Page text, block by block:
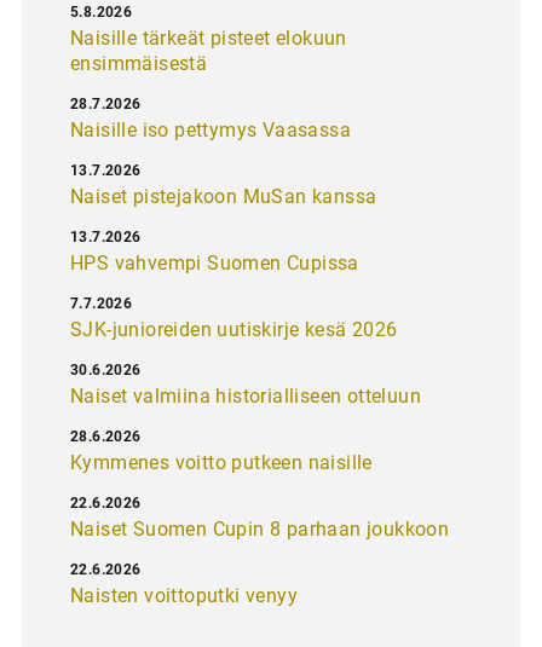
Naisille tärkeät pisteet elokuun
ensimmäisestä
5.8.2026
Naisille iso pettymys Vaasassa
28.7.2026
Naiset pistejakoon MuSan kanssa
13.7.2026
HPS vahvempi Suomen Cupissa
13.7.2026
SJK-junioreiden uutiskirje kesä 2026
7.7.2026
Naiset valmiina historialliseen otteluun
30.6.2026
Kymmenes voitto putkeen naisille
28.6.2026
Naiset Suomen Cupin 8 parhaan joukkoon
22.6.2026
Naisten voittoputki venyy
22.6.2026